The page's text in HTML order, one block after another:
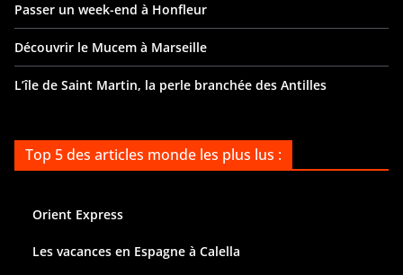
Passer un week-end à Honfleur
Découvrir le Mucem à Marseille
L’île de Saint Martin, la perle branchée des Antilles
Top 5 des articles monde les plus lus :
Orient Express
Les vacances en Espagne à Calella